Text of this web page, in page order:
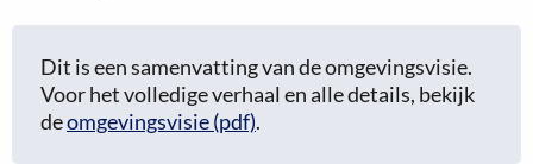
Dit is een samenvatting van de omgevingsvisie.
Voor het volledige verhaal en alle details, bekijk
deomgevingsvisie (pdf).